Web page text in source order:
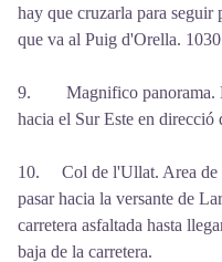
hay que cruzarla para seguir
que va al Puig d'Orella.
9. Magnifico panorama.
hacia el Sur Este en
10. Col de l'Ullat. Area de
pasar hacia la versante de
carretera asfaltada hasta
baja de la carretera.